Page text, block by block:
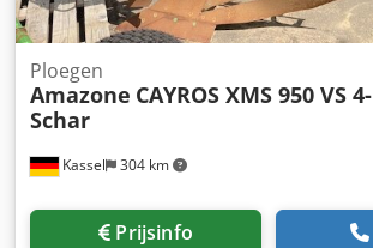
Kassel 304 km
Ploegen
Amazone CAYROS XMS 950 VS 4-
Schar
Prijsinfo